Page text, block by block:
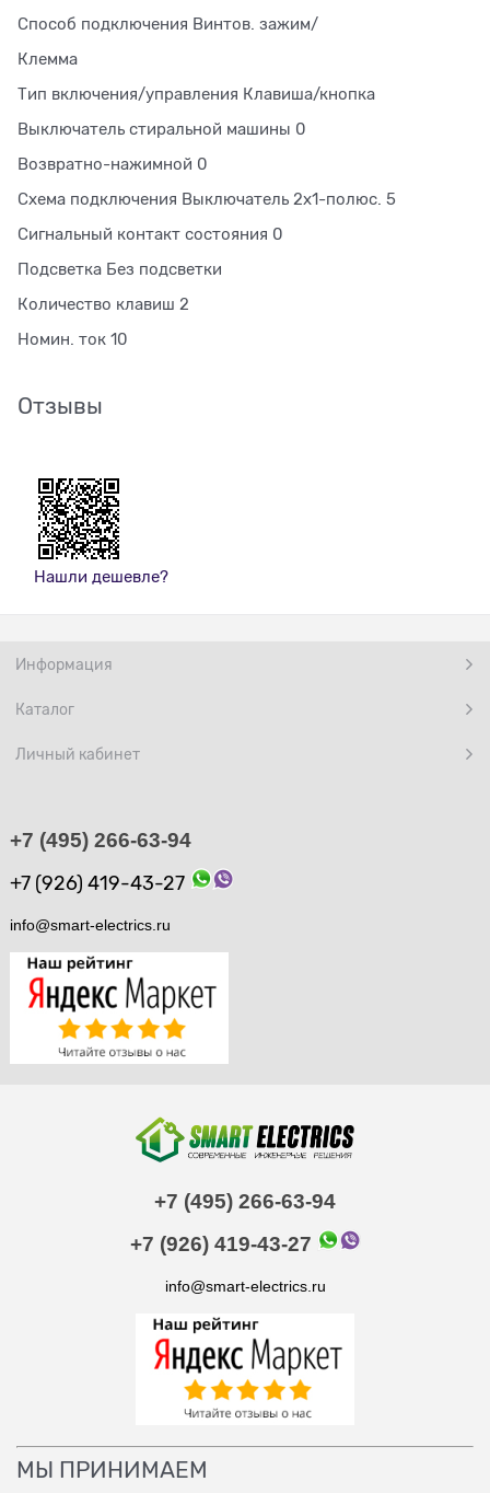
Способ подключения Винтов. зажим/
Клемма
Тип включения/управления Клавиша/кнопка
Выключатель стиральной машины 0
Возвратно-нажимной 0
Схема подключения Выключатель 2х1-полюс. 5
Сигнальный контакт состояния 0
Подсветка Без подсветки
Количество клавиш 2
Номин. ток 10
Отзывы
Нашли дешевле?
Информация
Каталог
Личный кабинет
+7 (495) 266-63-94
+7 (926) 419-43-27
info@smart-electrics.ru
+7 (495) 266-63-94
+7 (926) 419-43-27
info@smart-electrics.ru
МЫ ПРИНИМАЕМ